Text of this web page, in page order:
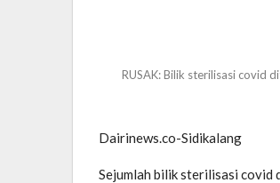
RUSAK: Bilik sterilisasi covid
Dairinews.co-Sidikalang
Sejumlah bilik sterilisasi covid